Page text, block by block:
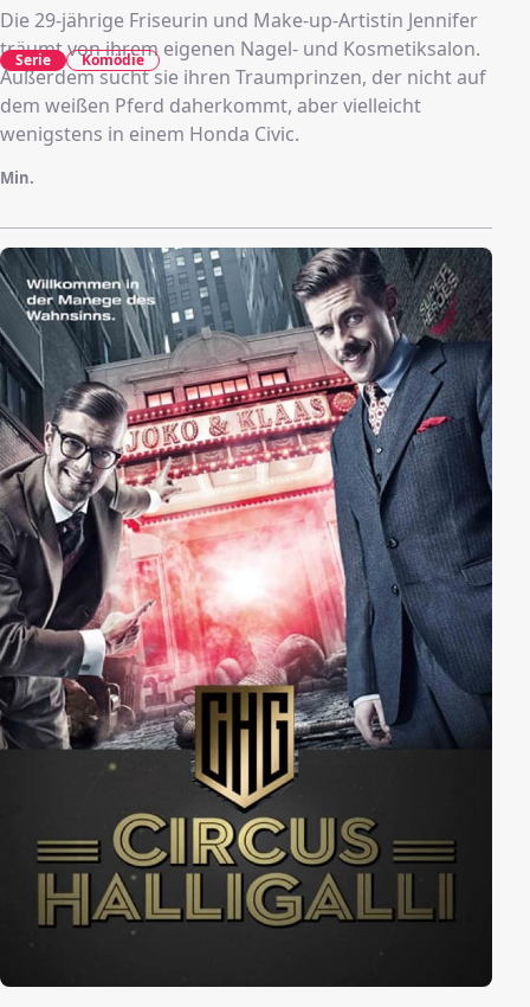
Die 29-jährige Friseurin und Make-up-Artistin Jennifer
träumt von ihrem eigenen Nagel- und Kosmetiksalon.
Außerdem sucht sie ihren Traumprinzen, der nicht auf
dem weißen Pferd daherkommt, aber vielleicht
wenigstens in einem Honda Civic.
Min.
Serie Komödie